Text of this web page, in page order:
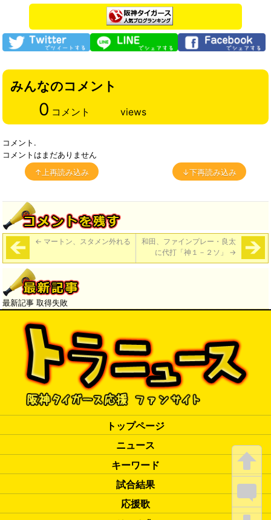
みんなのコメント
0 コメント views
コメント.
コメントはまだありません
↑上再読み込み
↓下再読み込み
← マートン、スタメン外れる
和田、ファインプレー・良太
に代打「神１－２ソ」 →
最新記事 取得失敗
トップページ
ニュース
キーワード
試合結果
応援歌